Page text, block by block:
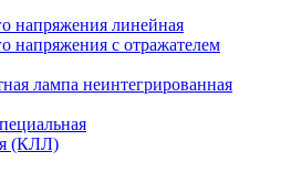
напряжения линейная
напряжения с отражателем
лампа неинтегрированная
(КЛЛ)